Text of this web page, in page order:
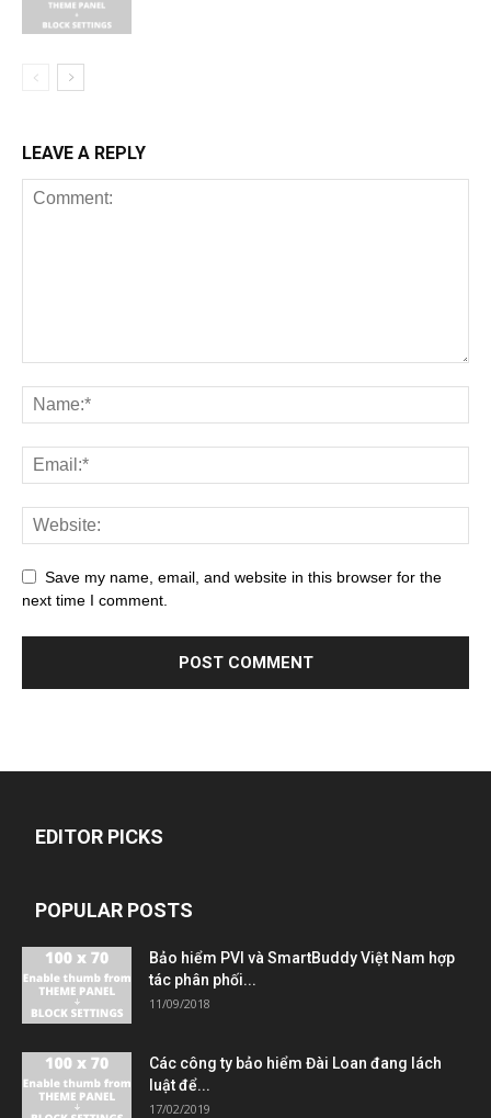
LEAVE A REPLY
Save my name, email, and website in this browser for the
next time I comment.
EDITOR PICKS
POPULAR POSTS
Bảo hiểm PVI và SmartBuddy Việt Nam hợp
tác phân phối...
11/09/2018
Các công ty bảo hiểm Đài Loan đang lách
luật để...
17/02/2019